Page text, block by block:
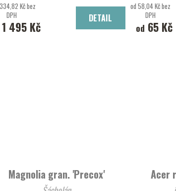
Kč bez
DPH
495 Kč
DETAIL
od 58,04 Kč bez
DPH
od 65 Kč
Magnolia gran. 'Precox' Acer